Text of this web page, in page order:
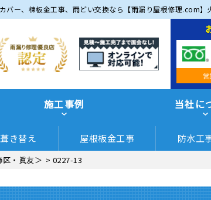
ー、棟板金工事、雨どい交換なら【雨漏り屋根修理.com】
施工事例 当社に
き替え 屋根板金工事 防水工
・眞友＞ > 0227-13